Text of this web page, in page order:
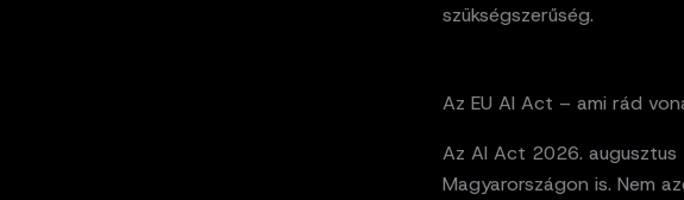
szükségszerűség.
Az EU AI Act – ami rád
Az AI Act 2026.
Magyarországon is. Nem